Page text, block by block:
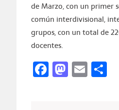
de Marzo, con un primer
común interdivisional,
grupos, con un total de
docentes.
Facebook
Email